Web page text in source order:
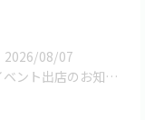
2026/08/07
イベント出店のお知らせ